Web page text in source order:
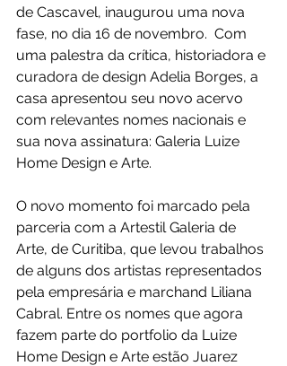
de Cascavel, inaugurou uma nova
fase, no dia 16 de novembro.  Com
uma palestra da crítica, historiadora e
curadora de design Adelia Borges, a
casa apresentou seu novo acervo
com relevantes nomes nacionais e
sua nova assinatura: Galeria Luize
Home Design e Arte.
O novo momento foi marcado pela
parceria com a Artestil Galeria de
Arte, de Curitiba, que levou trabalhos
de alguns dos artistas representados
pela empresária e marchand Liliana
Cabral. Entre os nomes que agora
fazem parte do portfolio da Luize
Home Design e Arte estão Juarez